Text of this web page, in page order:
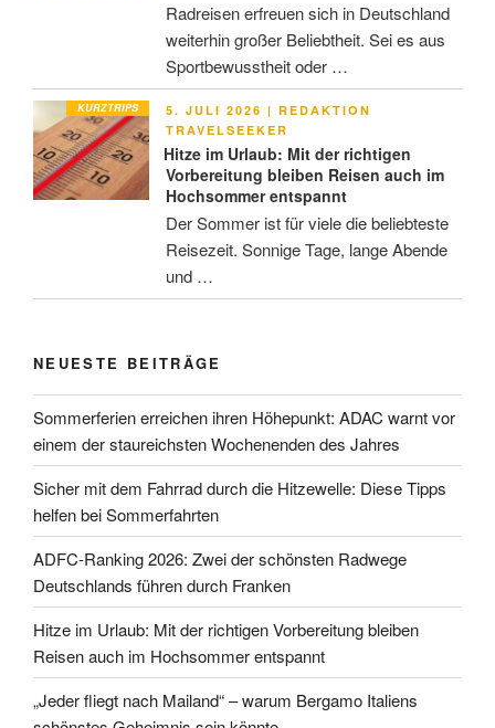
Radreisen erfreuen sich in Deutschland
weiterhin großer Beliebtheit. Sei es aus
Sportbewusstheit oder …
KURZTRIPS
VERÖFFENTLICHT
AM
5. JULI 2026 | REDAKTION
TRAVELSEEKER
Hitze im Urlaub: Mit der richtigen
Vorbereitung bleiben Reisen auch im
Hochsommer entspannt
Der Sommer ist für viele die beliebteste
Reisezeit. Sonnige Tage, lange Abende
und …
NEUESTE BEITRÄGE
Sommerferien erreichen ihren Höhepunkt: ADAC warnt vor
einem der staureichsten Wochenenden des Jahres
Sicher mit dem Fahrrad durch die Hitzewelle: Diese Tipps
helfen bei Sommerfahrten
ADFC-Ranking 2026: Zwei der schönsten Radwege
Deutschlands führen durch Franken
Hitze im Urlaub: Mit der richtigen Vorbereitung bleiben
Reisen auch im Hochsommer entspannt
„Jeder fliegt nach Mailand“ – warum Bergamo Italiens